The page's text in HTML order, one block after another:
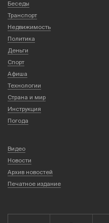
Беседы
Транспорт
Недвижимость
Политика
Деньги
Спорт
Афиша
Технологии
Страна и мир
Инструкция
Погода
Видео
Новости
Архив новостей
Печатное издание